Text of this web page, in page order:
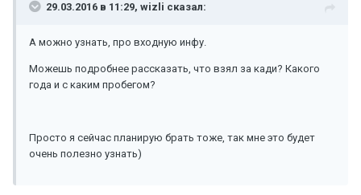
29.03.2016 в 11:29, wizli сказал:
А можно узнать, про входную инфу.
Можешь подробнее рассказать, что взял за кади? Какого
года и с каким пробегом?
Просто я сейчас планирую брать тоже, так мне это будет
очень полезно узнать)